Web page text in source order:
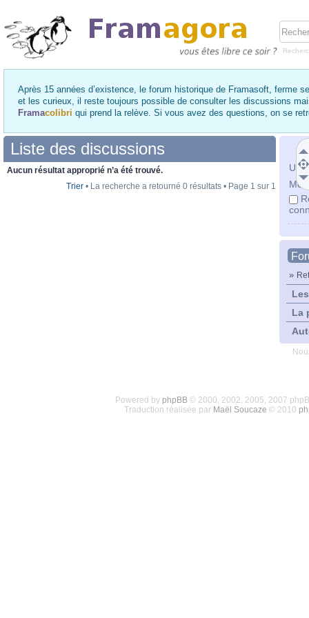
Après 15 années d’existence, le forum historique de Framasoft, ferme
et les curieux, il reste toujours possible de consulter les discussions
Framacolibri qui prend la relève. Si vous avez des questions, on se
Mot
»
La
Liste des discussions
Aucun résultat approprié n’a été trouvé.
Trier • La recherche a retourné 0 résultats • Page 1 sur 1
Powered by phpBB© 2000, 2002, 2005, 2007
Traduction réalisée par Maël Soucaze © 2010